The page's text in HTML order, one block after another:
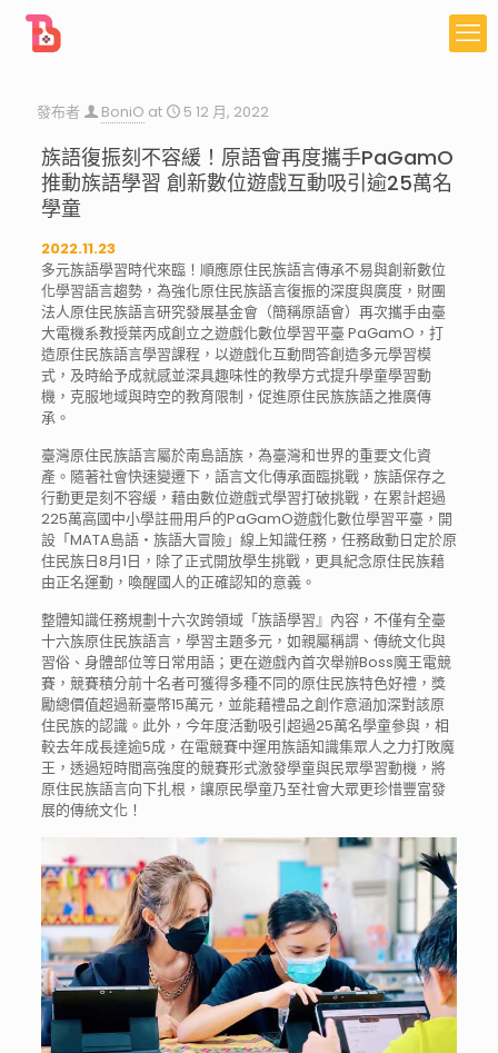
發布者 BoniO at 5 12 月, 2022
族語復振刻不容緩！原語會再度攜手PaGamO
推動族語學習 創新數位遊戲互動吸引逾25萬名
學童
2022.11.23
多元族語學習時代來臨！順應原住民族語言傳承不易與創新數位
化學習語言趨勢，為強化原住民族語言復振的深度與廣度，財團
法人原住民族語言研究發展基金會（簡稱原語會）再次攜手由臺
大電機系教授葉丙成創立之遊戲化數位學習平臺 PaGamO，打
造原住民族語言學習課程，以遊戲化互動問答創造多元學習模
式，及時給予成就感並深具趣味性的教學方式提升學童學習動
機，克服地域與時空的教育限制，促進原住民族族語之推廣傳
承。
臺灣原住民族語言屬於南島語族，為臺灣和世界的重要文化資
產。隨著社會快速變遷下，語言文化傳承面臨挑戰，族語保存之
行動更是刻不容緩，藉由數位遊戲式學習打破挑戰，在累計超過
225萬高國中小學註冊用戶的PaGamO遊戲化數位學習平臺，開
設「MATA島語・族語大冒險」線上知識任務，任務啟動日定於原
住民族日8月1日，除了正式開放學生挑戰，更具紀念原住民族藉
由正名運動，喚醒國人的正確認知的意義。
整體知識任務規劃十六次跨領域「族語學習』內容，不僅有全臺
十六族原住民族語言，學習主題多元，如親屬稱謂、傳統文化與
習俗、身體部位等日常用語；更在遊戲內首次舉辦Boss魔王電競
賽，競賽積分前十名者可獲得多種不同的原住民族特色好禮，獎
勵總價值超過新臺幣15萬元，並能藉禮品之創作意涵加深對該原
住民族的認識。此外，今年度活動吸引超過25萬名學童參與，相
較去年成長達逾5成，在電競賽中運用族語知識集眾人之力打敗魔
王，透過短時間高強度的競賽形式激發學童與民眾學習動機，將
原住民族語言向下扎根，讓原民學童乃至社會大眾更珍惜豐富發
展的傳統文化！